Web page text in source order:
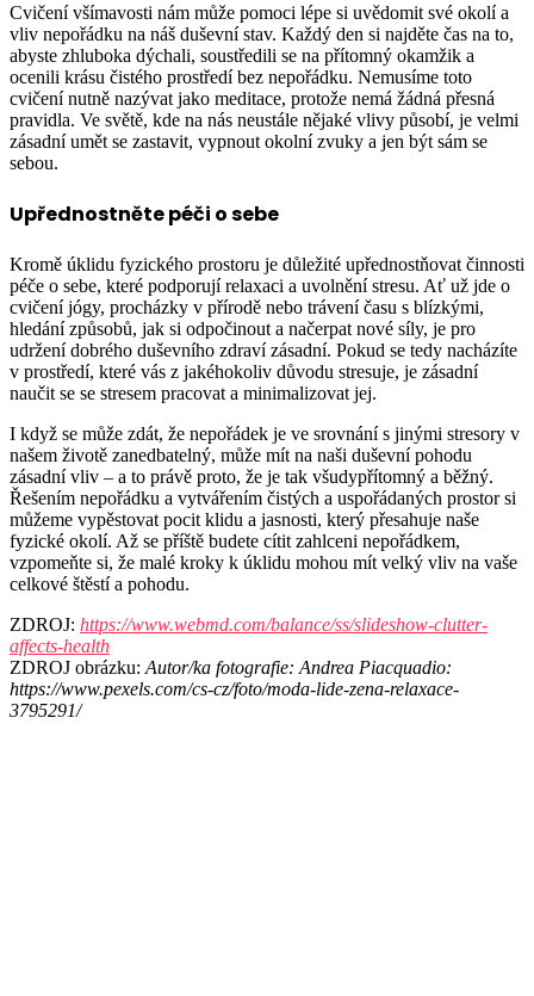
Cvičení všímavosti nám může pomoci lépe si uvědomit své okolí a
vliv nepořádku na náš duševní stav. Každý den si najděte čas na to,
abyste zhluboka dýchali, soustředili se na přítomný okamžik a
ocenili krásu čistého prostředí bez nepořádku. Nemusíme toto
cvičení nutně nazývat jako meditace, protože nemá žádná přesná
pravidla. Ve světě, kde na nás neustále nějaké vlivy působí, je velmi
zásadní umět se zastavit, vypnout okolní zvuky a jen být sám se
sebou.
Upřednostněte péči o sebe
Kromě úklidu fyzického prostoru je důležité upřednostňovat činnosti
péče o sebe, které podporují relaxaci a uvolnění stresu. Ať už jde o
cvičení jógy, procházky v přírodě nebo trávení času s blízkými,
hledání způsobů, jak si odpočinout a načerpat nové síly, je pro
udržení dobrého duševního zdraví zásadní. Pokud se tedy nacházíte
v prostředí, které vás z jakéhokoliv důvodu stresuje, je zásadní
naučit se se stresem pracovat a minimalizovat jej.
I když se může zdát, že nepořádek je ve srovnání s jinými stresory v
našem životě zanedbatelný, může mít na naši duševní pohodu
zásadní vliv – a to právě proto, že je tak všudypřítomný a běžný.
Řešením nepořádku a vytvářením čistých a uspořádaných prostor si
můžeme vypěstovat pocit klidu a jasnosti, který přesahuje naše
fyzické okolí. Až se příště budete cítit zahlceni nepořádkem,
vzpomeňte si, že malé kroky k úklidu mohou mít velký vliv na vaše
celkové štěstí a pohodu.
ZDROJ: https://www.webmd.com/balance/ss/slideshow-clutter-
affects-health
ZDROJ obrázku: Autor/ka fotografie: Andrea Piacquadio:
https://www.pexels.com/cs-cz/foto/moda-lide-zena-relaxace-
3795291/